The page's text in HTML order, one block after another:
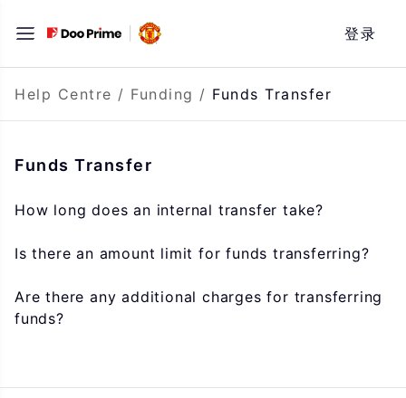
content
登录
Help Centre / Funding / Funds Transfer
Funds Transfer
How long does an internal transfer take?
Is there an amount limit for funds transferring?
Are there any additional charges for transferring
funds?